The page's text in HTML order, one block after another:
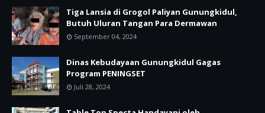
Tiga Lansia di Grogol Paliyan Gunungkidul,
Butuh Uluran Tangan Para Dermawan
September 04, 2024
Dinas Kebudayaan Gunungkidul Gagas
Program PENINGSET
Juli 28, 2024